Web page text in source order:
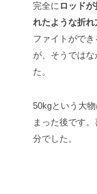
完全に ロッド
れたような折れ
ファイトがで
が、そうでは
た。
50kgという大
まった後です
分でした。